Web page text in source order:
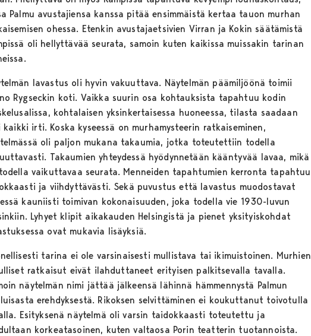
Palmu avustajiensa kanssa pitää ensimmäistä kertaa tauon murhan
ohessa. Etenkin avustajaetsivien Virran ja Kokin säätämistä
oli hellyttävää seurata, samoin kuten kaikissa muissakin tarinan
lavastus oli hyvin vakuuttava. Näytelmän päämiljöönä toimii
Rygseckin koti. Vaikka suurin osa kohtauksista tapahtuu kodin
kohtalaisen yksinkertaisessa huoneessa, tilasta saadaan
irti. Koska kyseessä on murhamysteerin ratkaiseminen,
oli paljon mukana takaumia, jotka toteutettiin todella
Takaumien yhteydessä hyödynnetään kääntyvää lavaa, mikä
vaikuttavaa seurata. Menneiden tapahtumien kerronta tapahtuu
ja viihdyttävästi. Sekä puvustus että lavastus muodostavat
kauniisti toimivan kokonaisuuden, joka todella vie 1930-luvun
Lyhyet klipit aikakauden Helsingistä ja pienet yksityiskohdat
ovat mukavia lisäyksiä.
tarina ei ole varsinaisesti mullistava tai ikimuistoinen. Murhien
ratkaisut eivät ilahduttaneet erityisen palkitsevalla tavalla.
näytelmän nimi jättää jälkeensä lähinnä hämmennystä Palmun
erehdyksestä. Rikoksen selvittäminen ei koukuttanut toivotulla
Esityksenä näytelmä oli varsin taidokkaasti toteutettu ja
korkeatasoinen, kuten valtaosa Porin teatterin tuotannoista.